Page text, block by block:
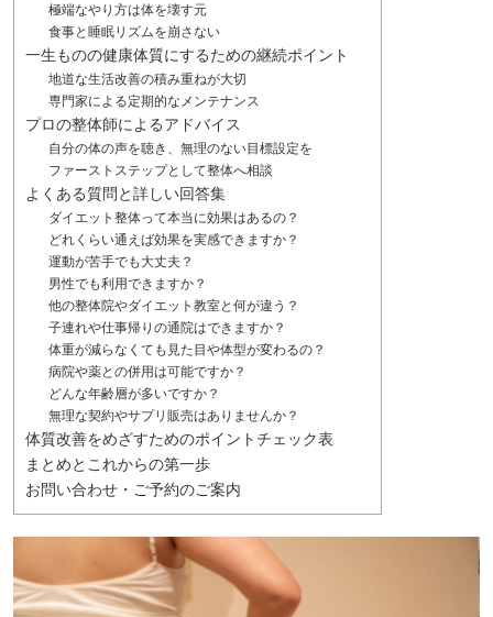
極端なやり方は体を壊す元
食事と睡眠リズムを崩さない
一生ものの健康体質にするための継続ポイント
地道な生活改善の積み重ねが大切
専門家による定期的なメンテナンス
プロの整体師によるアドバイス
自分の体の声を聴き、無理のない目標設定を
ファーストステップとして整体へ相談
よくある質問と詳しい回答集
ダイエット整体って本当に効果はあるの？
どれくらい通えば効果を実感できますか？
運動が苦手でも大丈夫？
男性でも利用できますか？
他の整体院やダイエット教室と何が違う？
子連れや仕事帰りの通院はできますか？
体重が減らなくても見た目や体型が変わるの？
病院や薬との併用は可能ですか？
どんな年齢層が多いですか？
無理な契約やサプリ販売はありませんか？
体質改善をめざすためのポイントチェック表
まとめとこれからの第一歩
お問い合わせ・ご予約のご案内